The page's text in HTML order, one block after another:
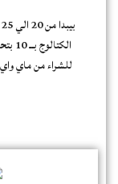
للشراء من ماي واي لو